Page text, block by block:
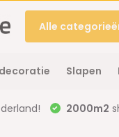
Alle
Slapen
2000m2